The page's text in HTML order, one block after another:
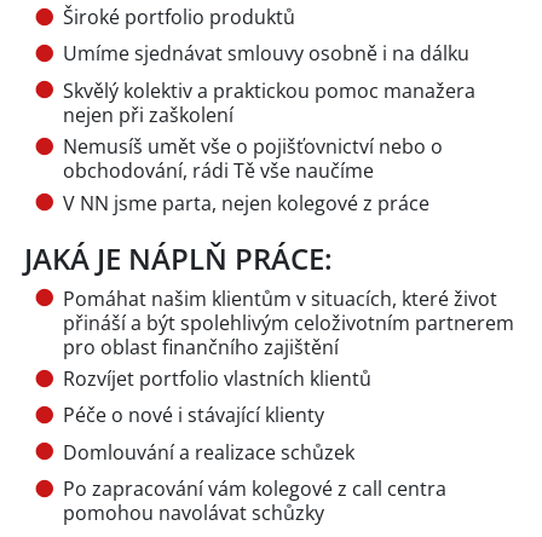
Široké portfolio produktů
Umíme sjednávat smlouvy osobně i na dálku
Skvělý kolektiv a praktickou pomoc manažera
nejen při zaškolení
Nemusíš umět vše o pojišťovnictví nebo o
obchodování, rádi Tě vše naučíme
V NN jsme parta, nejen kolegové z práce
JAKÁ JE NÁPLŇ PRÁCE:
Pomáhat našim klientům v situacích, které život
přináší a být spolehlivým celoživotním partnerem
pro oblast finančního zajištění
Rozvíjet portfolio vlastních klientů
Péče o nové i stávající klienty
Domlouvání a realizace schůzek
Po zapracování vám kolegové z call centra
pomohou navolávat schůzky